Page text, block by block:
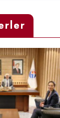
HABER